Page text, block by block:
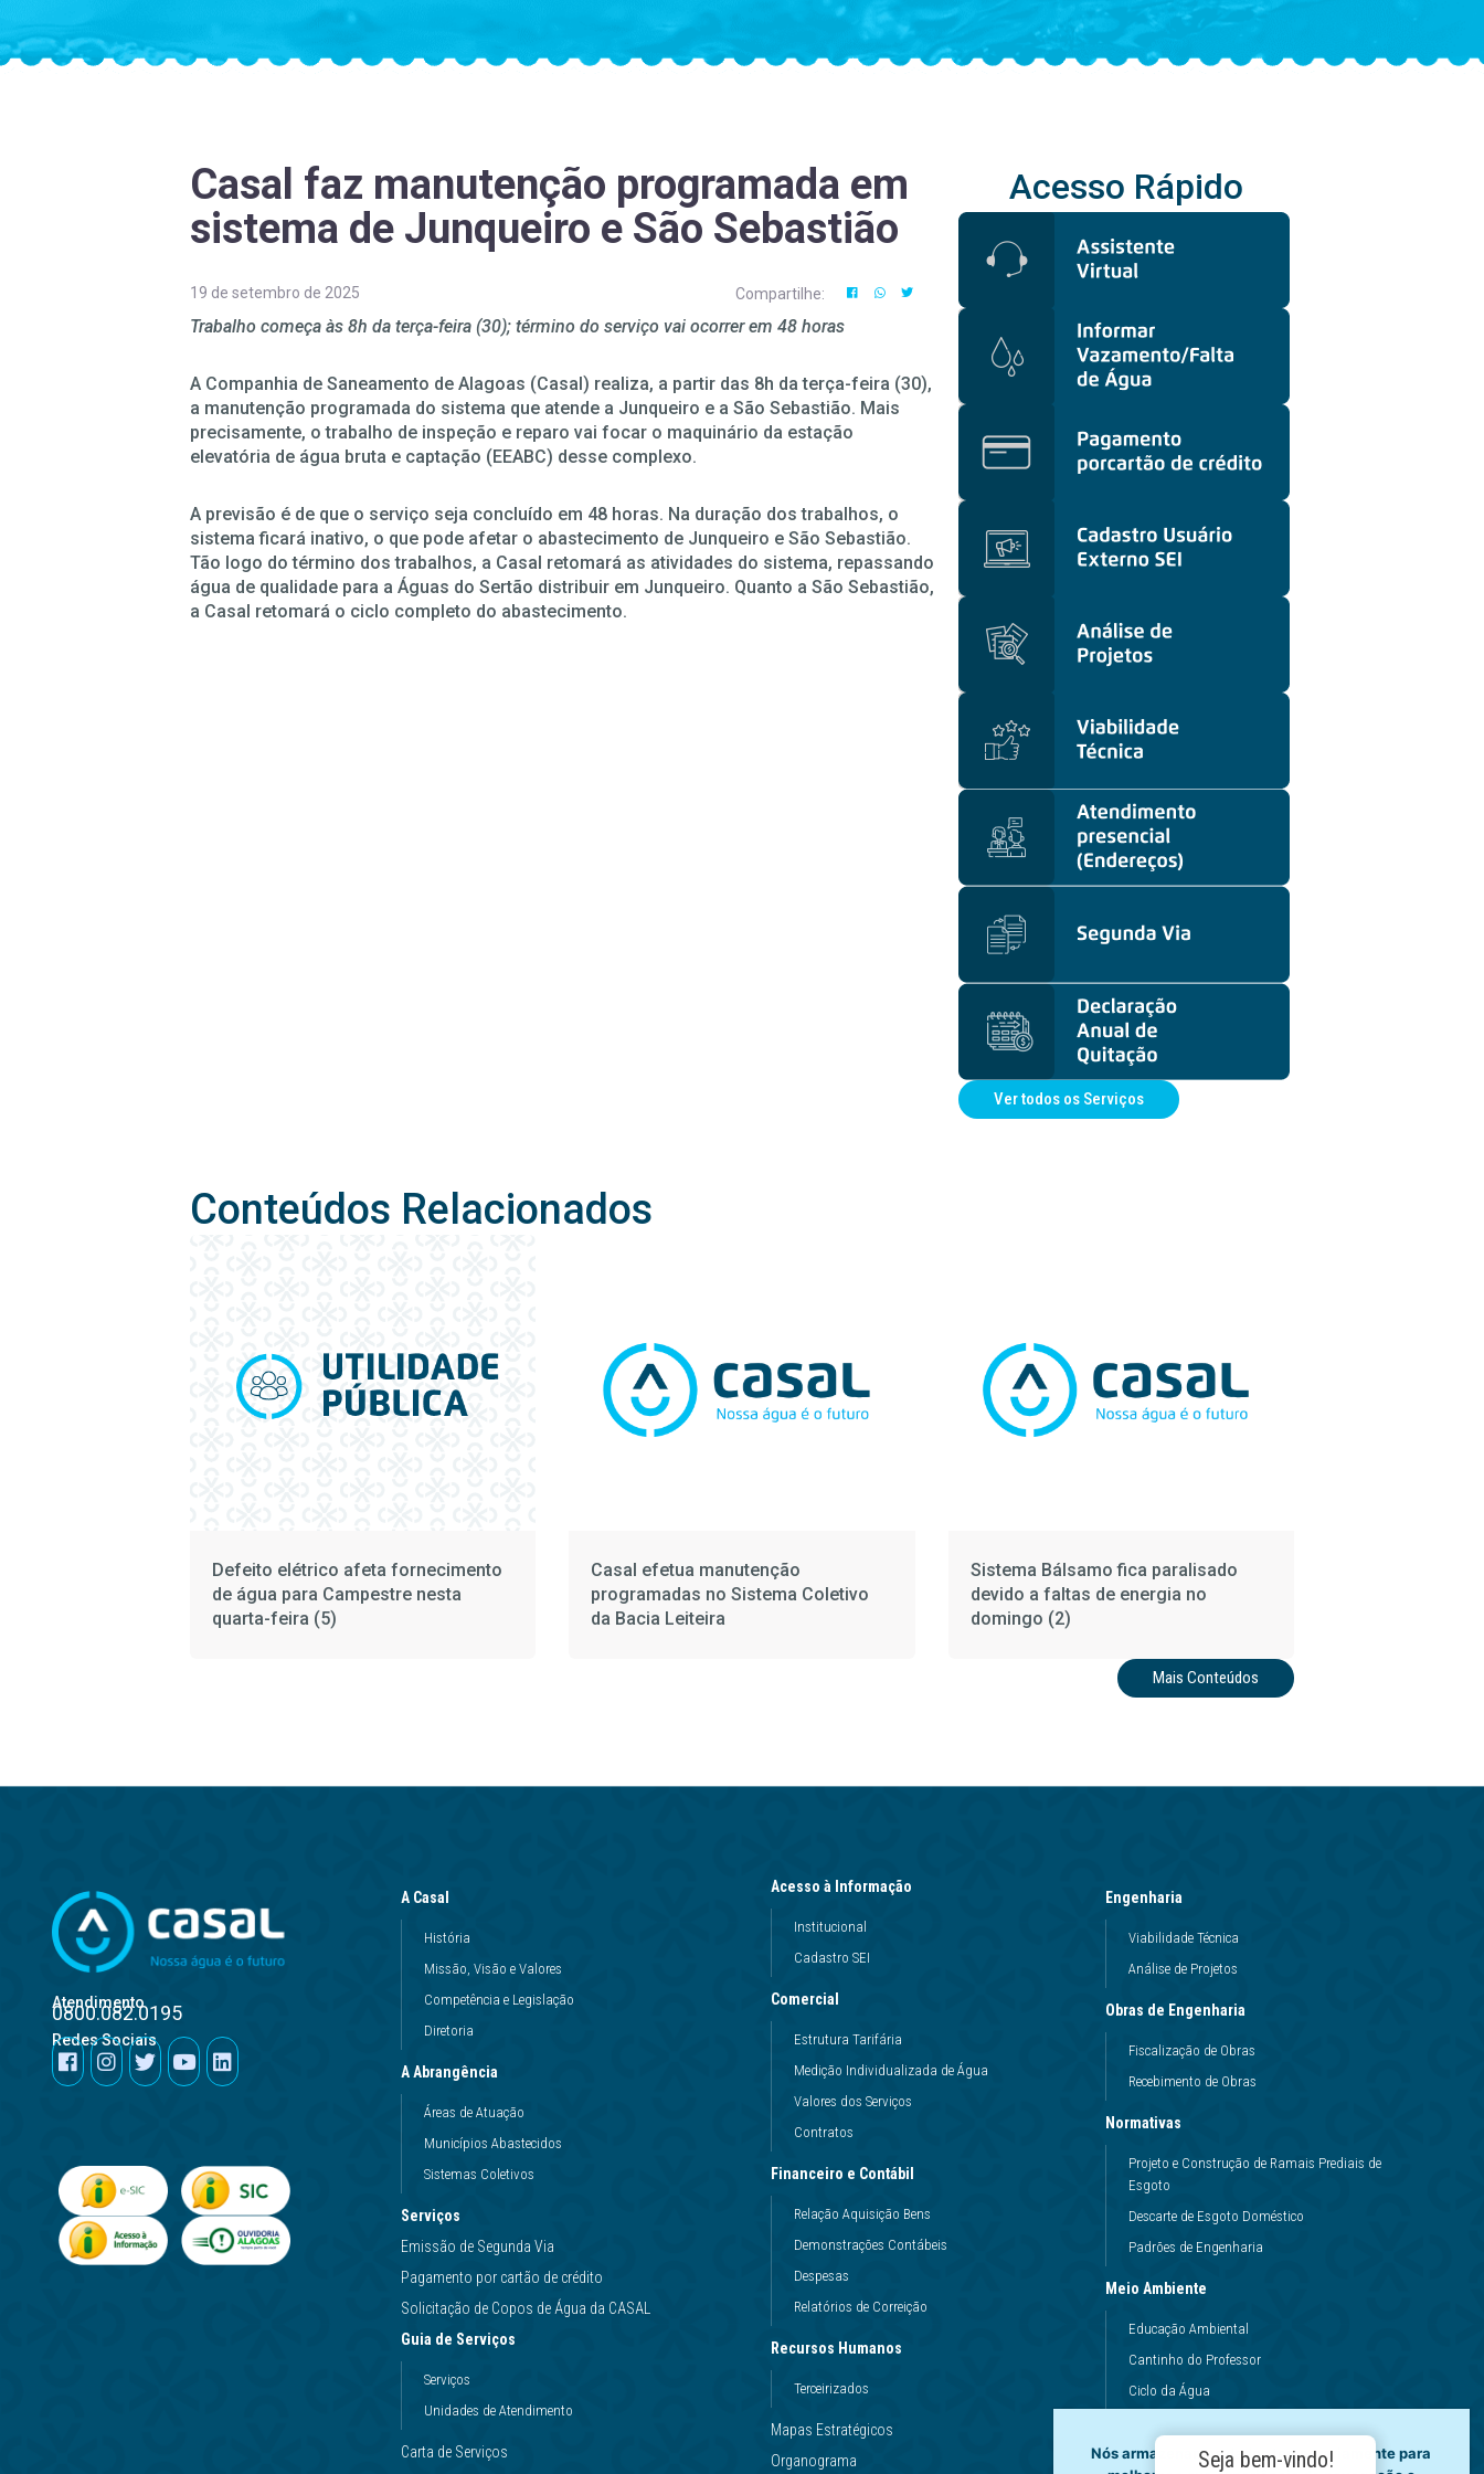
Casal faz manutenção programada em
sistema de Junqueiro e São Sebastião
19 de setembro de 2025 Compartilhe:
Trabalho começa às 8h da terça-feira (30); término do serviço vai ocorrer em 48 horas
A Companhia de Saneamento de Alagoas (Casal) realiza, a partir das 8h da terça-feira (30),
a manutenção programada do sistema que atende a Junqueiro e a São Sebastião. Mais
precisamente, o trabalho de inspeção e reparo vai focar o maquinário da estação
elevatória de água bruta e captação (EEABC) desse complexo.
A previsão é de que o serviço seja concluído em 48 horas. Na duração dos trabalhos, o
sistema ficará inativo, o que pode afetar o abastecimento de Junqueiro e São Sebastião.
Tão logo do término dos trabalhos, a Casal retomará as atividades do sistema, repassando
água de qualidade para a Águas do Sertão distribuir em Junqueiro. Quanto a São Sebastião,
a Casal retomará o ciclo completo do abastecimento.
Acesso Rápido
Ver todos os Serviços
Conteúdos Relacionados
Defeito elétrico afeta fornecimento
de água para Campestre nesta
quarta-feira (5)
Casal efetua manutenção
programadas no Sistema Coletivo
da Bacia Leiteira
Sistema Bálsamo fica paralisado
devido a faltas de energia no
domingo (2)
Mais Conteúdos
Atendimento
0800.082.0195
Redes Sociais
A Casal
História
Missão, Visão e Valores
Competência e Legislação
Diretoria
A Abrangência
Áreas de Atuação
Municípios Abastecidos
Sistemas Coletivos
Serviços
Emissão de Segunda Via
Pagamento por cartão de crédito
Solicitação de Copos de Água da CASAL
Guia de Serviços
Serviços
Unidades de Atendimento
Carta de Serviços
Acesso à Informação
Institucional
Cadastro SEI
Comercial
Estrutura Tarifária
Medição Individualizada de Água
Valores dos Serviços
Contratos
Financeiro e Contábil
Relação Aquisição Bens
Demonstrações Contábeis
Despesas
Relatórios de Correição
Recursos Humanos
Terceirizados
Mapas Estratégicos
Organograma
Engenharia
Viabilidade Técnica
Análise de Projetos
Obras de Engenharia
Fiscalização de Obras
Recebimento de Obras
Normativas
Projeto e Construção de Ramais Prediais de
Esgoto
Descarte de Esgoto Doméstico
Padrões de Engenharia
Meio Ambiente
Educação Ambiental
Cantinho do Professor
Ciclo da Água
Dinâmicas da Escola
Nós armazenamos dados temporariamente para
Seja bem-vindo!